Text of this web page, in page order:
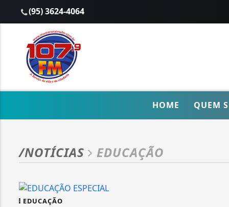
(95) 3624-4064
HOME QUEM
/NOTÍCIAS EDUCAÇÃO
EDUCAÇÃO